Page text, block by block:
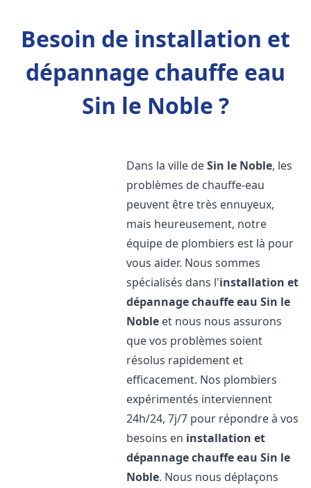
Besoin de installation et
dépannage chauffe eau
Sin le Noble ?
Dans la ville deSin le Noble, les
problèmes de chauffe-eau
peuvent être très ennuyeux,
mais heureusement, notre
équipe de plombiers est là pour
vous aider. Nous sommes
spécialisés dans l'installation et
dépannage chauffe eau Sin le
Noble et nous nous assurons
que vos problèmes soient
résolus rapidement et
efficacement. Nos plombiers
expérimentés interviennent
24h/24, 7j/7 pour répondre à vos
besoins en installation et
dépannage chauffe eau Sin le
Noble. Nous nous déplaçons